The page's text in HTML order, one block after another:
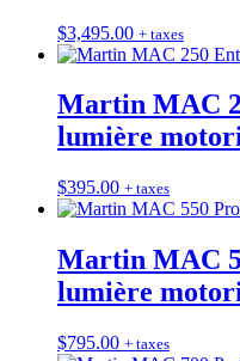
$3,495.00 + taxes
Martin MAC
lumière
$395.00 + taxes
Martin MAC
lumière
$795.00 + taxes